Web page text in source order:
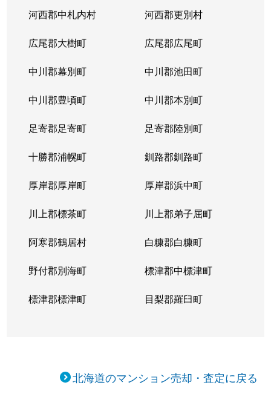
河西郡中札内村 河西郡更別村
広尾郡大樹町 広尾郡広尾町
中川郡幕別町 中川郡池田町
中川郡豊頃町 中川郡本別町
足寄郡足寄町 足寄郡陸別町
十勝郡浦幌町 釧路郡釧路町
厚岸郡厚岸町 厚岸郡浜中町
川上郡標茶町 川上郡弟子屈町
阿寒郡鶴居村 白糠郡白糠町
野付郡別海町 標津郡中標津町
標津郡標津町 目梨郡羅臼町
北海道のマンション売却・査定に戻る